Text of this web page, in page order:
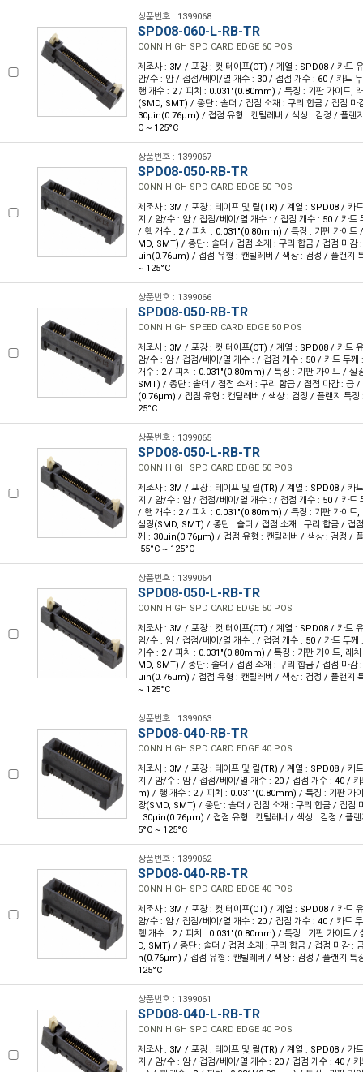
상품번호 : 1399068
SPD08-060-L-RB-TR
CONN HIGH SPD CARD EDGE 60 POS
제조사 : 3M / 포장 : 컷 테이프(CT) / 계열 : SPD08 / 카드
암/수 : 암 / 접점/베이/열 개수 : 30 / 접점 개수 : 60 / 카드
행 개수 : 2 / 피치 : 0.031"(0.80mm) / 특징 : 기판 가이드,
(SMD, SMT) / 종단 : 솔더 / 접점 소재 : 구리 합금 / 접점 마
30µin(0.76µm) / 접점 유형 : 캔틸레버 / 색상 : 검정 / 플랜
C ~ 125°C
상품번호 : 1399067
SPD08-050-RB-TR
CONN HIGH SPD CARD EDGE 50 POS
제조사 : 3M / 포장 : 테이프 및 릴(TR) / 계열 : SPD08 / 카
지 / 암/수 : 암 / 접점/베이/열 개수 : / 접점 개수 : 50 / 카드
/ 행 개수 : 2 / 피치 : 0.031"(0.80mm) / 특징 : 기판 가이드
MD, SMT) / 종단 : 솔더 / 접점 소재 : 구리 합금 / 접점 마감
µin(0.76µm) / 접점 유형 : 캔틸레버 / 색상 : 검정 / 플랜지
~ 125°C
상품번호 : 1399066
SPD08-050-RB-TR
CONN HIGH SPEED CARD EDGE 50 POS
제조사 : 3M / 포장 : 컷 테이프(CT) / 계열 : SPD08 / 카드
암/수 : 암 / 접점/베이/열 개수 : / 접점 개수 : 50 / 카드 두
개수 : 2 / 피치 : 0.031"(0.80mm) / 특징 : 기판 가이드 / 실
SMT) / 종단 : 솔더 / 접점 소재 : 구리 합금 / 접점 마감 : 금
(0.76µm) / 접점 유형 : 캔틸레버 / 색상 : 검정 / 플랜지 특징
25°C
상품번호 : 1399065
SPD08-050-L-RB-TR
CONN HIGH SPD CARD EDGE 50 POS
제조사 : 3M / 포장 : 테이프 및 릴(TR) / 계열 : SPD08 / 카
지 / 암/수 : 암 / 접점/베이/열 개수 : / 접점 개수 : 50 / 카드
/ 행 개수 : 2 / 피치 : 0.031"(0.80mm) / 특징 : 기판 가이드,
실장(SMD, SMT) / 종단 : 솔더 / 접점 소재 : 구리 합금 / 접
께 : 30µin(0.76µm) / 접점 유형 : 캔틸레버 / 색상 : 검정 /
-55°C ~ 125°C
상품번호 : 1399064
SPD08-050-L-RB-TR
CONN HIGH SPD CARD EDGE 50 POS
제조사 : 3M / 포장 : 컷 테이프(CT) / 계열 : SPD08 / 카드
암/수 : 암 / 접점/베이/열 개수 : / 접점 개수 : 50 / 카드 두
개수 : 2 / 피치 : 0.031"(0.80mm) / 특징 : 기판 가이드, 래
MD, SMT) / 종단 : 솔더 / 접점 소재 : 구리 합금 / 접점 마감
µin(0.76µm) / 접점 유형 : 캔틸레버 / 색상 : 검정 / 플랜지
~ 125°C
상품번호 : 1399063
SPD08-040-RB-TR
CONN HIGH SPD CARD EDGE 40 POS
제조사 : 3M / 포장 : 테이프 및 릴(TR) / 계열 : SPD08 / 카
지 / 암/수 : 암 / 접점/베이/열 개수 : 20 / 접점 개수 : 40 /
m) / 행 개수 : 2 / 피치 : 0.031"(0.80mm) / 특징 : 기판 가
장(SMD, SMT) / 종단 : 솔더 / 접점 소재 : 구리 합금 / 접점
: 30µin(0.76µm) / 접점 유형 : 캔틸레버 / 색상 : 검정 / 플랜
5°C ~ 125°C
상품번호 : 1399062
SPD08-040-RB-TR
CONN HIGH SPD CARD EDGE 40 POS
제조사 : 3M / 포장 : 컷 테이프(CT) / 계열 : SPD08 / 카드
암/수 : 암 / 접점/베이/열 개수 : 20 / 접점 개수 : 40 / 카드
행 개수 : 2 / 피치 : 0.031"(0.80mm) / 특징 : 기판 가이드 /
D, SMT) / 종단 : 솔더 / 접점 소재 : 구리 합금 / 접점 마감 :
n(0.76µm) / 접점 유형 : 캔틸레버 / 색상 : 검정 / 플랜지 특
125°C
상품번호 : 1399061
SPD08-040-L-RB-TR
CONN HIGH SPD CARD EDGE 40 POS
제조사 : 3M / 포장 : 테이프 및 릴(TR) / 계열 : SPD08 / 카
지 / 암/수 : 암 / 접점/베이/열 개수 : 20 / 접점 개수 : 40 /